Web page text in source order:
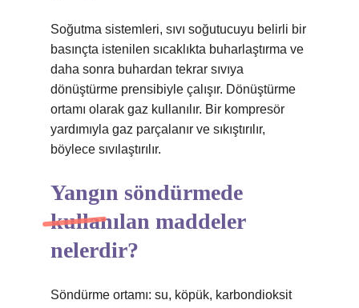
Soğutma sistemleri, sıvı soğutucuyu belirli bir
basınçta istenilen sıcaklıkta buharlaştırma ve
daha sonra buhardan tekrar sıvıya
dönüştürme prensibiyle çalışır. Dönüştürme
ortamı olarak gaz kullanılır. Bir kompresör
yardımıyla gaz parçalanır ve sıkıştırılır,
böylece sıvılaştırılır.
Yangın söndürmede
kullanılan maddeler
nelerdir?
Söndürme ortamı: su, köpük, karbondioksit